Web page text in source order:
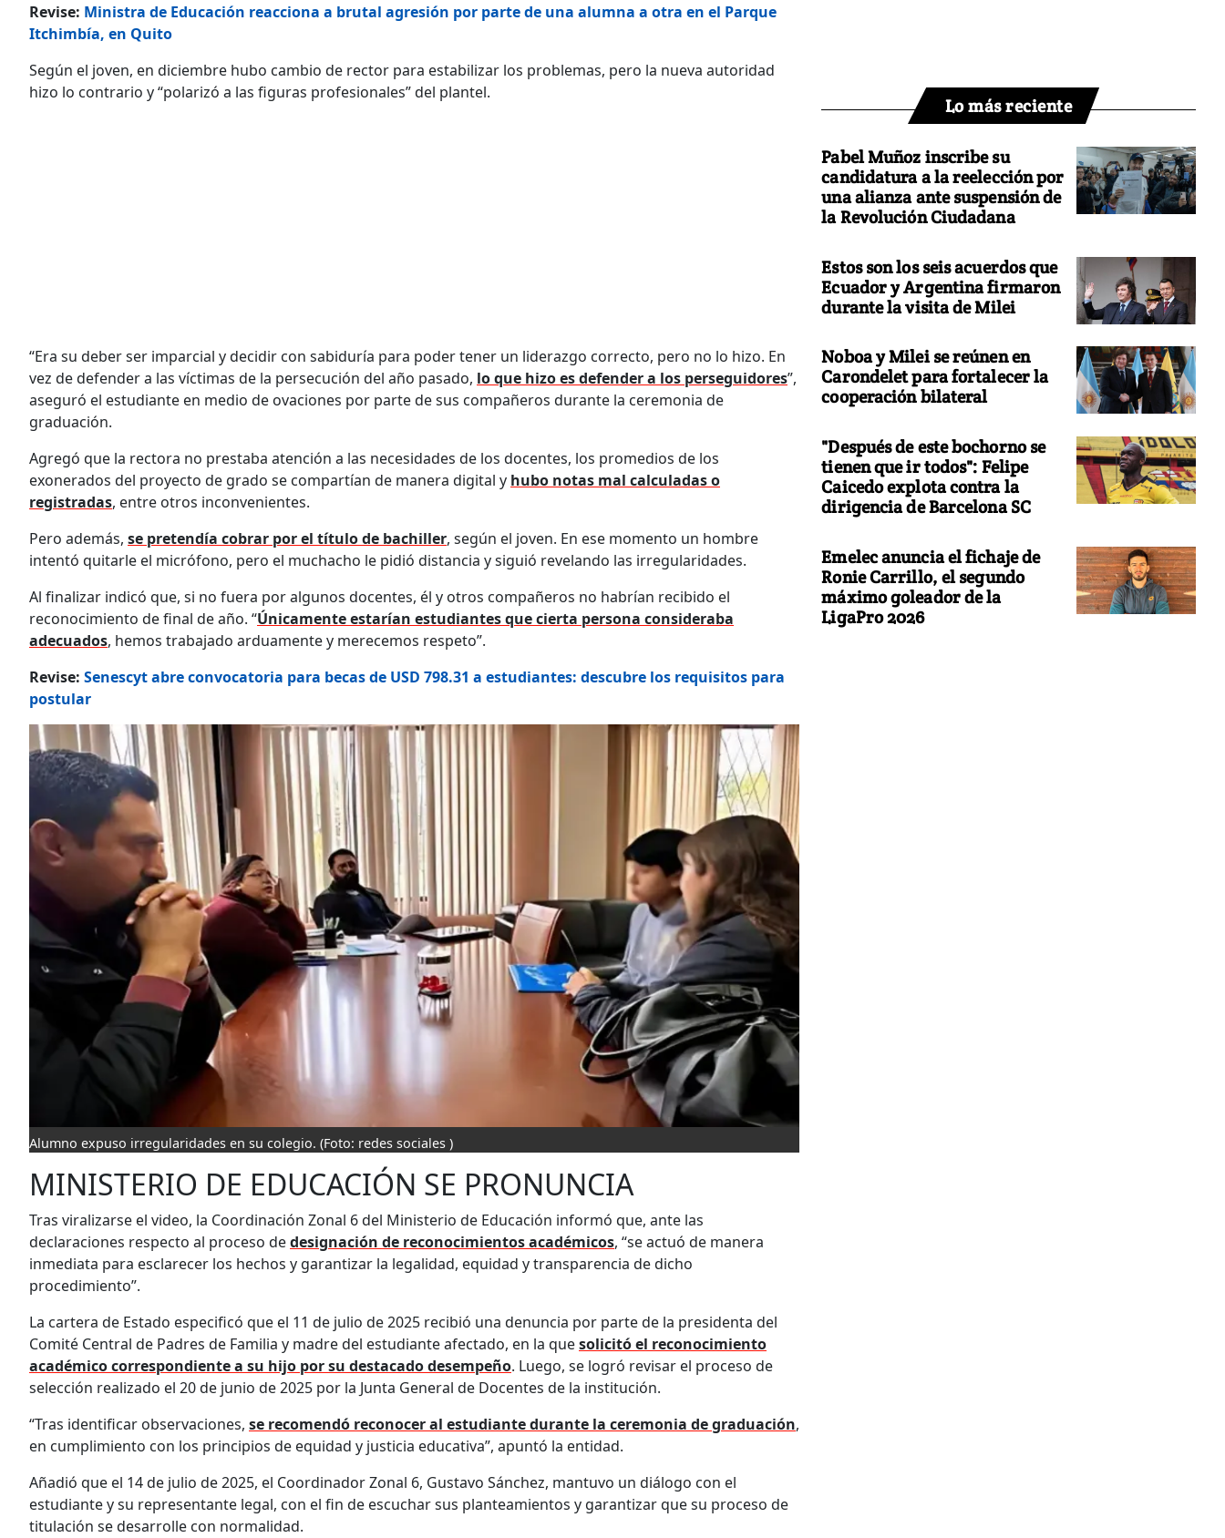
Revise: Ministra de Educación reacciona a brutal agresión por parte de una alumna a otra en el Parque
Itchimbía, en Quito
Según el joven, en diciembre hubo cambio de rector para estabilizar los problemas, pero la nueva autoridad
hizo lo contrario y “polarizó a las figuras profesionales” del plantel.
“Era su deber ser imparcial y decidir con sabiduría para poder tener un liderazgo correcto, pero no lo hizo. En
vez de defender a las víctimas de la persecución del año pasado, lo que hizo es defender a los perseguidores”,
aseguró el estudiante en medio de ovaciones por parte de sus compañeros durante la ceremonia de
graduación.
Agregó que la rectora no prestaba atención a las necesidades de los docentes, los promedios de los
exonerados del proyecto de grado se compartían de manera digital y hubo notas mal calculadas o
registradas, entre otros inconvenientes.
Pero además, se pretendía cobrar por el título de bachiller, según el joven. En ese momento un hombre
intentó quitarle el micrófono, pero el muchacho le pidió distancia y siguió revelando las irregularidades.
Al finalizar indicó que, si no fuera por algunos docentes, él y otros compañeros no habrían recibido el
reconocimiento de final de año. “Únicamente estarían estudiantes que cierta persona consideraba
adecuados, hemos trabajado arduamente y merecemos respeto”.
Revise: Senescyt abre convocatoria para becas de USD 798.31 a estudiantes: descubre los requisitos para
postular
Alumno expuso irregularidades en su colegio. (Foto: redes sociales )
MINISTERIO DE EDUCACIÓN SE PRONUNCIA
Tras viralizarse el video, la Coordinación Zonal 6 del Ministerio de Educación informó que, ante las
declaraciones respecto al proceso dedesignación de reconocimientos académicos, “se actuó de manera
inmediata para esclarecer los hechos y garantizar la legalidad, equidad y transparencia de dicho
procedimiento”.
La cartera de Estado especificó que el 11 de julio de 2025 recibió una denuncia por parte de la presidenta del
Comité Central de Padres de Familia y madre del estudiante afectado, en la quesolicitó el reconocimiento
académico correspondiente a su hijo por su destacado desempeño. Luego, se logró revisar el proceso de
selección realizado el 20 de junio de 2025 por la Junta General de Docentes de la institución.
“Tras identificar observaciones, se recomendó reconocer al estudiante durante la ceremonia de graduación,
en cumplimiento con los principios de equidad y justicia educativa”, apuntó la entidad.
Añadió que el 14 de julio de 2025, el Coordinador Zonal 6, Gustavo Sánchez, mantuvo un diálogo con el
estudiante y su representante legal, con el fin de escuchar sus planteamientos y garantizar que su proceso de
titulación se desarrolle con normalidad.
Lo más reciente
Pabel Muñoz inscribe su
candidatura a la reelección por
una alianza ante suspensión de
la Revolución Ciudadana
Estos son los seis acuerdos que
Ecuador y Argentina firmaron
durante la visita de Milei
Noboa y Milei se reúnen en
Carondelet para fortalecer la
cooperación bilateral
"Después de este bochorno se
tienen que ir todos": Felipe
Caicedo explota contra la
dirigencia de Barcelona SC
Emelec anuncia el fichaje de
Ronie Carrillo, el segundo
máximo goleador de la
LigaPro 2026